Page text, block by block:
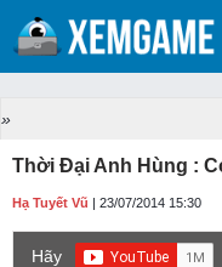
»
Thời Đại Anh Hùng :
Hạ Tuyết Vũ | 23/07/2014 15:30
Hãy